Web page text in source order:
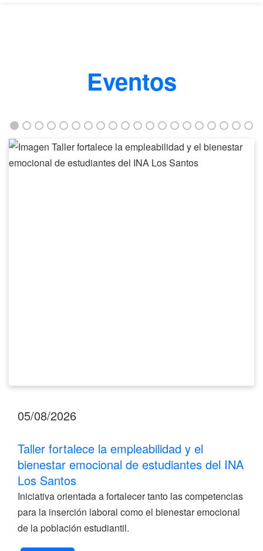
Eventos
Taller
fortalece
05/08/2026
Taller fortalece la empleabilidad y el
bienestar emocional de estudiantes del INA
Los Santos
Iniciativa orientada a fortalecer tanto las competencias
para la inserción laboral como el bienestar emocional
de la población estudiantil.